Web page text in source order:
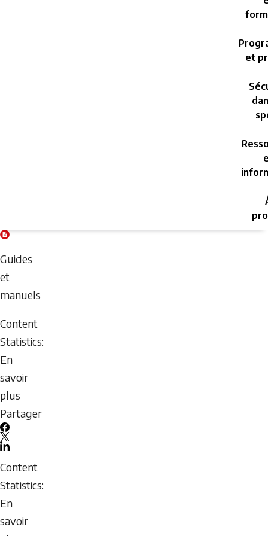
et
Guides
et
manuels
Content
Statistics:
En
savoir
plus
sur
Communautés
de
pratique
:
Modèle
pour
Partager
Facebook
X
Email
icon
Content
Statistics:
En
savoir
Wednesday,
August
5,
2026
23:08
Wednesday,
August
5,
2026
-
23:08